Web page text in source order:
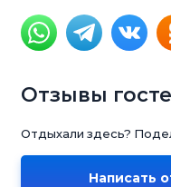
Отзывы
Отдыхали здесь?
Написать